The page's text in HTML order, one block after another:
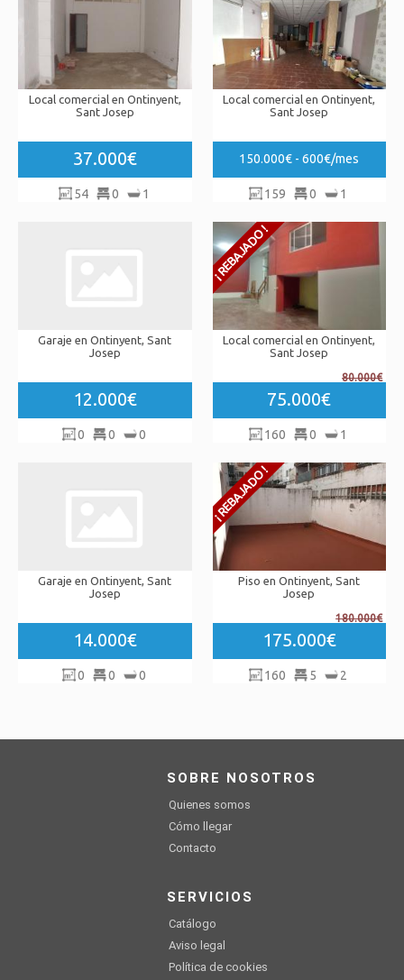
Local comercial en Ontinyent,
Sant Josep
37.000€
54 0 1
Local comercial en Ontinyent,
Sant Josep
150.000€ - 600€/mes
159 0 1
Garaje en Ontinyent, Sant
Josep
12.000€
0 0 0
Local comercial en Ontinyent,
Sant Josep
80.000€
75.000€
160 0 1
Garaje en Ontinyent, Sant
Josep
14.000€
0 0 0
Piso en Ontinyent, Sant
Josep
180.000€
175.000€
160 5 2
SOBRE NOSOTROS
Quienes somos
Cómo llegar
Contacto
SERVICIOS
Catálogo
Aviso legal
Política de cookies